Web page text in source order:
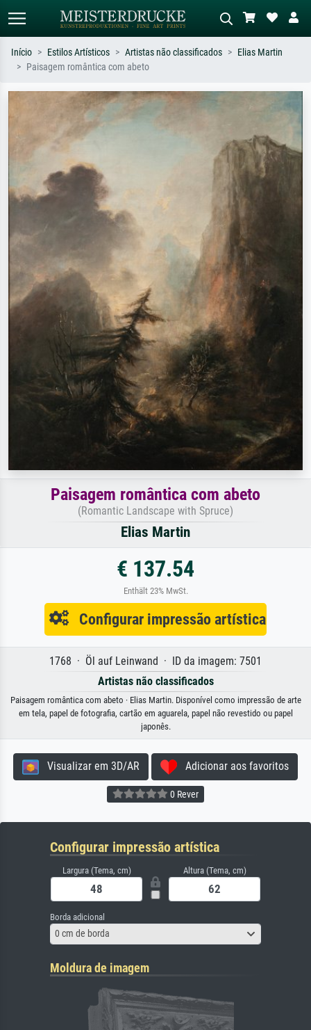
Pesquise por artista, título ou estilo –
ex: Monet, Noite Estrelada,
impressionismo, onda de Hokusai, nu.
Descreva a cena – ex: prado verde,
a óleo escura, nu em pé ao lado de
uma árvore.
Início Estilos Artísticos Artistas não classificados
Elias Martin
Paisagem romântica com abeto
Paisagem romântica com abeto
(Romantic Landscape with Spruce)
Elias Martin
€ 137.54
Enthält 23% MwSt.
Configurar impressão artística
1768 · Öl auf Leinwand · ID da imagem: 7501
Artistas não classificados
Paisagem romântica com abeto · Elias Martin. Disponível como impressão de arte
em tela, papel de fotografia, cartão em aguarela, papel não revestido ou papel
japonês.
Visualizar em 3D/AR Adicionar aos favoritos
0 Rever
Configurar impressão artística
Largura (Tema, cm) Altura (Tema, cm)
Borda adicional
0 cm de borda
Moldura de imagem